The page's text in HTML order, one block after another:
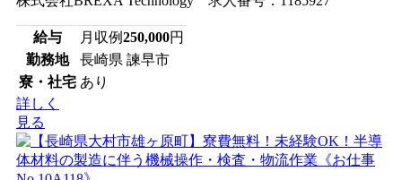
給与 月収例250,000円
勤務地
長崎県 諫早市
寮・社宅 あり
詳しく
見る